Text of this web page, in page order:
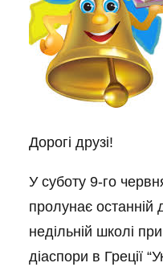
Дорогі друзі!
У суботу 9-го
пролунає останній
недільній школі при
діаспори в Греції